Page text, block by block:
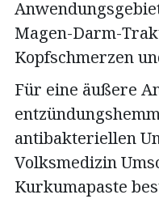
Magen-Darm-
Kopfschmerzen
Für eine äußere
antibakteriellen
Volksmedizin
Kurkumapaste